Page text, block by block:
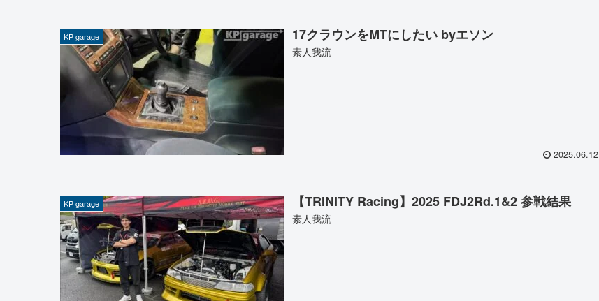
KP garage 17クラウンをMTにしたい byエソン
素人我流
2025.06.12
KP garage 【TRINITY Racing】2025 FDJ2Rd.1&2 参戦結果
素人我流